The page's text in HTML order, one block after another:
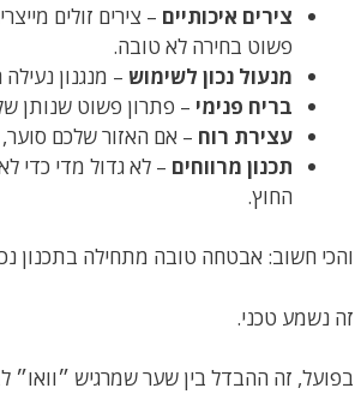
צירים איכותיים – צירים זולים
פשוט בחירה לא טובה.
מנעול נכון לשימוש – מנגנון
בריח פנימי – פתרון פשוט שנותן
עצירת רוח – אם האזור שלכם
תכנון מרווחים – לא גדול מדי כדי
החוץ.
והכי חשוב: אבטחה טובה מתחילה בתכנון
זה נשמע טכני.
בפועל, זה ההבדל בין שער שמרגיש ״וואו״